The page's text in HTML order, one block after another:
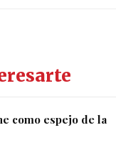
como espejo de la